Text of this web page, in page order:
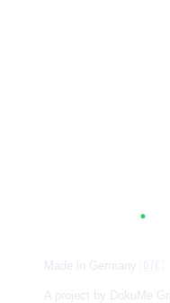
.
Made in Germany 🇩🇪
A project by DokuMe